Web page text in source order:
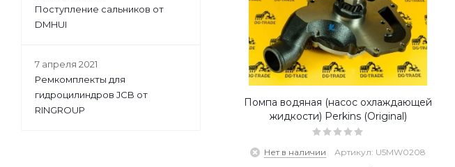
Помпа водяная (насос охлаждающей
жидкости) Perkins (Original)
Нет в наличии Артикул: U5MW0208
Поступление сальников от
DMHUI
7 апреля 2021
Ремкомплекты для
гидроцилиндров JCB от
RINGROUP